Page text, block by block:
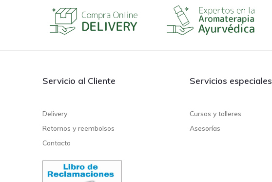
Servicio al Cliente
Delivery
Retornos y reembolsos
Contacto
Servicios especiales
Cursos y talleres
Asesorías